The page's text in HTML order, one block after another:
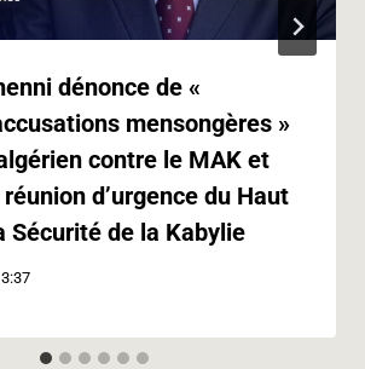
dénonce de «
mensongères »
contre le MAK et
d’urgence du Haut
Sécurité de la Kabylie